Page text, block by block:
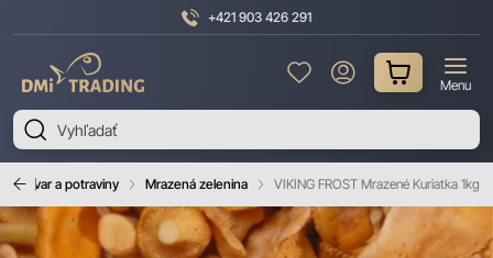
+421 903 426 291
Trading
Menu
tovar a potraviny Mrazená zelenina VIKING FROST Mrazené Kuriatka 1kg